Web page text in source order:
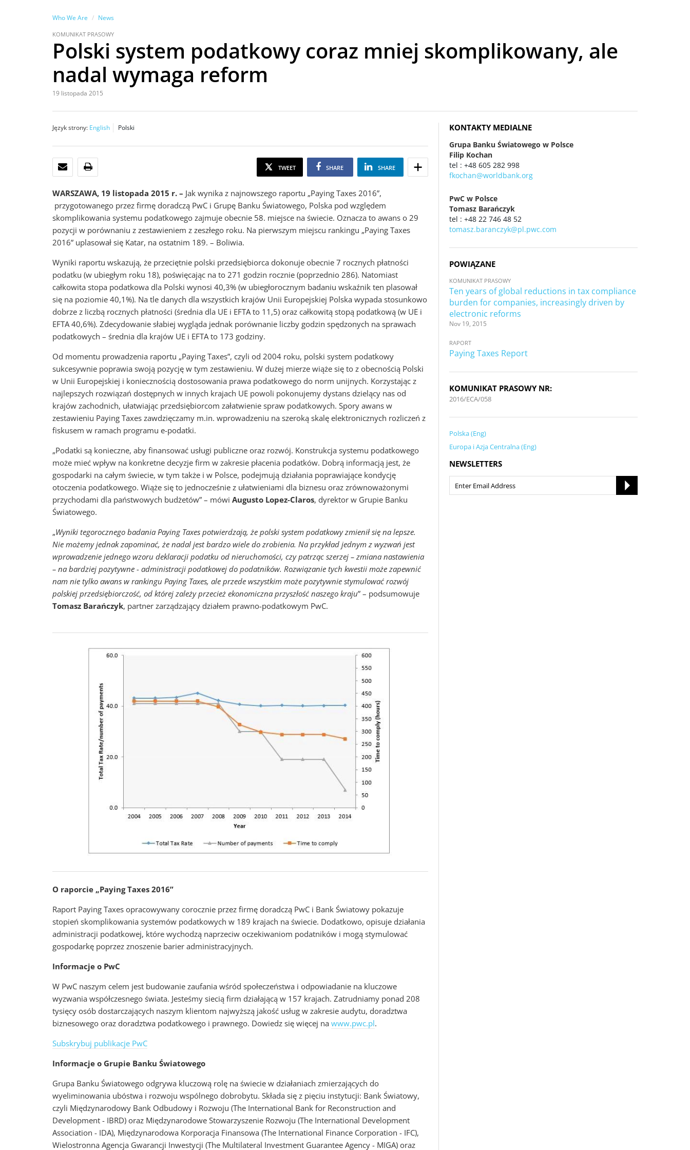
Who We Are News
KOMUNIKAT PRASOWY
Polski system podatkowy coraz mniej skomplikowany, ale
nadal wymaga reform
19 listopada 2015
Język strony: English Polski
E-MAIL TWEET SHARE SHARE
WARSZAWA, 19 listopada 2015 r. – Jak wynika z najnowszego raportu „Paying Taxes 2016”,
przygotowanego przez firmę doradczą PwC i Grupę Banku Światowego, Polska pod względem
skomplikowania systemu podatkowego zajmuje obecnie 58. miejsce na świecie. Oznacza to awans o 29
pozycji w porównaniu z zestawieniem z zeszłego roku. Na pierwszym miejscu rankingu „Paying Taxes
2016” uplasował się Katar, na ostatnim 189. – Boliwia.
Wyniki raportu wskazują, że przeciętnie polski przedsiębiorca dokonuje obecnie 7 rocznych płatności
podatku (w ubiegłym roku 18), poświęcając na to 271 godzin rocznie (poprzednio 286). Natomiast
całkowita stopa podatkowa dla Polski wynosi 40,3% (w ubiegłorocznym badaniu wskaźnik ten plasował
się na poziomie 40,1%). Na tle danych dla wszystkich krajów Unii Europejskiej Polska wypada stosunkowo
dobrze z liczbą rocznych płatności (średnia dla UE i EFTA to 11,5) oraz całkowitą stopą podatkową (w UE i
EFTA 40,6%). Zdecydowanie słabiej wygląda jednak porównanie liczby godzin spędzonych na sprawach
podatkowych – średnia dla krajów UE i EFTA to 173 godziny.
Od momentu prowadzenia raportu „Paying Taxes”, czyli od 2004 roku, polski system podatkowy
sukcesywnie poprawia swoją pozycję w tym zestawieniu. W dużej mierze wiąże się to z obecnością Polski
w Unii Europejskiej i koniecznością dostosowania prawa podatkowego do norm unijnych. Korzystając z
najlepszych rozwiązań dostępnych w innych krajach UE powoli pokonujemy dystans dzielący nas od
krajów zachodnich, ułatwiając przedsiębiorcom załatwienie spraw podatkowych. Spory awans w
zestawieniu Paying Taxes zawdzięczamy m.in. wprowadzeniu na szeroką skalę elektronicznych rozliczeń z
fiskusem w ramach programu e-podatki.
„Podatki są konieczne, aby finansować usługi publiczne oraz rozwój. Konstrukcja systemu podatkowego
może mieć wpływ na konkretne decyzje firm w zakresie płacenia podatków. Dobrą informacją jest, że
gospodarki na całym świecie, w tym także i w Polsce, podejmują działania poprawiające kondycję
otoczenia podatkowego. Wiąże się to jednocześnie z ułatwieniami dla biznesu oraz zrównoważonymi
przychodami dla państwowych budżetów” – mówi Augusto Lopez-Claros, dyrektor w Grupie Banku
Światowego.
„Wyniki tegorocznego badania Paying Taxes potwierdzają, że polski system podatkowy zmienił się na lepsze.
Nie możemy jednak zapominać, że nadal jest bardzo wiele do zrobienia. Na przykład jednym z wyzwań jest
wprowadzenie jednego wzoru deklaracji podatku od nieruchomości, czy patrząc szerzej – zmiana nastawienia
– na bardziej pozytywne - administracji podatkowej do podatników. Rozwiązanie tych kwestii może zapewnić
nam nie tylko awans w rankingu Paying Taxes, ale przede wszystkim może pozytywnie stymulować rozwój
polskiej przedsiębiorczość, od której zależy przecież ekonomiczna przyszłość naszego kraju” – podsumowuje
Tomasz Barańczyk, partner zarządzający działem prawno-podatkowym PwC.
O raporcie „Paying Taxes 2016”
Raport Paying Taxes opracowywany corocznie przez firmę doradczą PwC i Bank Światowy pokazuje
stopień skomplikowania systemów podatkowych w 189 krajach na świecie. Dodatkowo, opisuje działania
administracji podatkowej, które wychodzą naprzeciw oczekiwaniom podatników i mogą stymulować
gospodarkę poprzez znoszenie barier administracyjnych.
Informacje o PwC
W PwC naszym celem jest budowanie zaufania wśród społeczeństwa i odpowiadanie na kluczowe
wyzwania współczesnego świata. Jesteśmy siecią firm działającą w 157 krajach. Zatrudniamy ponad 208
tysięcy osób dostarczających naszym klientom najwyższą jakość usług w zakresie audytu, doradztwa
biznesowego oraz doradztwa podatkowego i prawnego. Dowiedz się więcej na www.pwc.pl.
Subskrybuj publikacje PwC
Informacje o Grupie Banku Światowego
Grupa Banku Światowego odgrywa kluczową rolę na świecie w działaniach zmierzających do
wyeliminowania ubóstwa i rozwoju wspólnego dobrobytu. Składa się z pięciu instytucji: Bank Światowy,
czyli Międzynarodowy Bank Odbudowy i Rozwoju (The International Bank for Reconstruction and
Development - IBRD) oraz Międzynarodowe Stowarzyszenie Rozwoju (The International Development
Association - IDA), Międzynarodowa Korporacja Finansowa (The International Finance Corporation - IFC),
Wielostronna Agencja Gwarancji Inwestycji (The Multilateral Investment Guarantee Agency - MIGA) oraz
KONTAKTY MEDIALNE
Grupa Banku Światowego w Polsce
Filip Kochan
tel : +48 605 282 998
fkochan@worldbank.org
PwC w Polsce
Tomasz Barańczyk
tel : +48 22 746 48 52
tomasz.baranczyk@pl.pwc.com
POWIĄZANE
KOMUNIKAT PRASOWY
Ten years of global reductions in tax compliance
burden for companies, increasingly driven by
electronic reforms
Nov 19, 2015
RAPORT
Paying Taxes Report
KOMUNIKAT PRASOWY NR:
2016/ECA/058
Polska (Eng)
Europa i Azja Centralna (Eng)
NEWSLETTERS